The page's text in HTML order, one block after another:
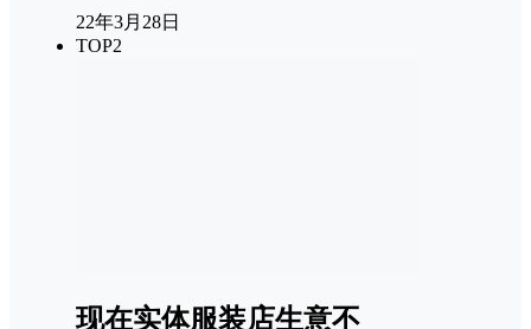
22年3月28日
TOP2
现在实体服装店生意不